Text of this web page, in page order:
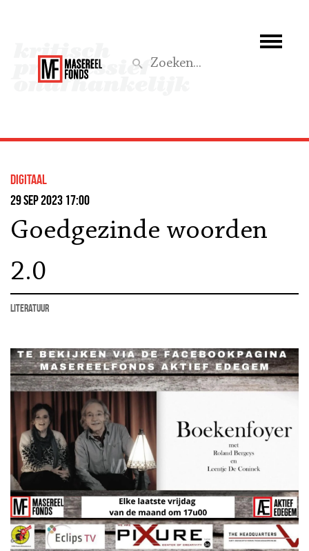
Wat we doen
Aktief
Digitaal
29 sep 2023 17:00
Goedgezinde woorden
2.0
literatuur